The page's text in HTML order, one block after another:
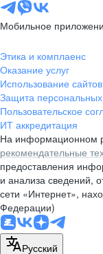
Мобильное
Этика и комплаенс
Оказание услуг
Использование сайтов
Защита
Пользовательское
ИТ аккредитация
На информационном
рекомендательные
предоставления
и анализа сведений,
сети «Интернет»,
Федерации)
Русский